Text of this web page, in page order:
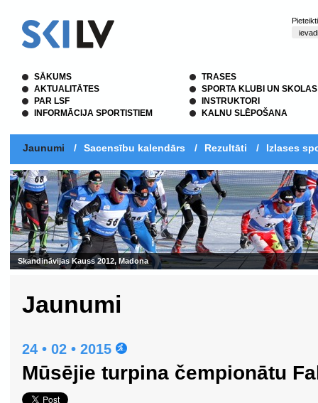
SĀKUMS
AKTUALITĀTES
PAR LSF
INFORMĀCIJA SPORTISTIEM
TRASES
SPORTA KLUBI UN SKOLAS
INSTRUKTORI
KALNU SLĒPOŠANA
Jaunumi / Sacensību kalendārs / Rezultāti / Izlases
Jaunumi
24 • 02 • 2015
Mūsējie turpina čempionātu